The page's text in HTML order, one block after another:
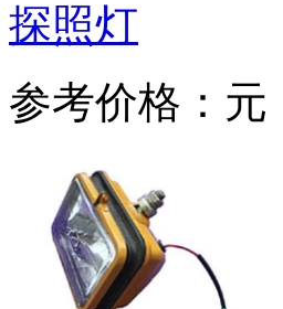
探照灯
参考价格：元